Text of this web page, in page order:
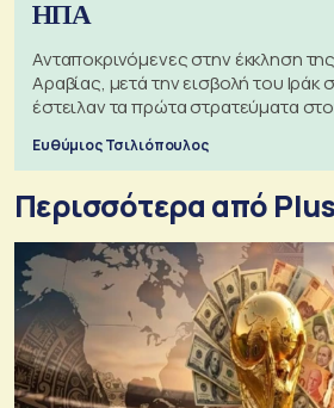
ΗΠΑ
Ανταποκρινόμενες στην έκκληση
Αραβίας, μετά την εισβολή του Ιράκ
έστειλαν τα πρώτα στρατεύματα
Ευθύμιος Τσιλιόπουλος
Περισσότερα από Plus